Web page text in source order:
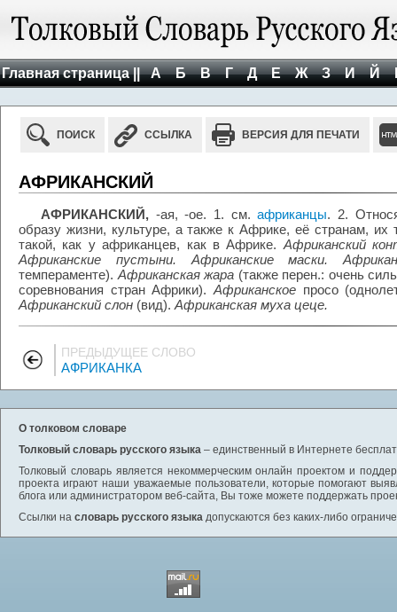
Главная страница || А Б В Г Д Е Ж З И Й
ПОИСК ССЫЛКА ВЕРСИЯ ДЛЯ ПЕЧАТИ
АФРИКАНСКИЙ
АФРИКАНСКИЙ, -ая, -ое. 1. см.африканцы. 2.
образу жизни, культуре, а также к Африке, её странам,
такой, как у африканцев, как в Африке. Африканский
Африканские пустыни. Африканские маски.
темпераменте). Африканская жара (также перен.: очень
соревнования стран Африки). Африканскоепросо
Африканский слон (вид). Африканская муха цеце.
ПРЕДЫДУЩЕЕ СЛОВО
АФРИКАНКА
О толковом словаре
Толковый словарь русского языка – единственный в Интернете
Толковый словарь является некоммерческим онлайн проектом и
проекта играют наши уважаемые пользователи, которые помогают
блога или администратором веб-сайта, Вы тоже можете поддержать
Ссылки на словарь русского языка допускаются без каких-либо